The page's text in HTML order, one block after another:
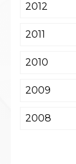
2012
2011
2010
2009
2008